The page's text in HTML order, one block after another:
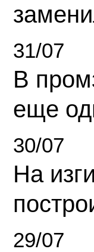
31/07
В
еще
30/07
На
29/07